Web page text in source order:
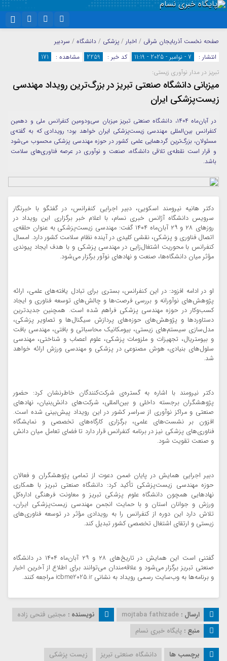
اینستاگرام
تلگرام
سروش
ایتا
آپارات
واتساپ
نام کاربری یا نشانی ایمیل
رمز عبور
مرا به خاطر بسپار
صفحه نخست آذربایجان شرقی / اخبار / پزشکی / دانشگاه / سردبیر
انتشار :
7 - نوامبر - 2025 - 11:19 کد خبر : 2259 مشاهده :
171
تبریز در مدار نوآوری زیستی:
میزبانی دانشگاه صنعتی تبریز در بزرگ‌ترین رویداد مهندسی
زیست‌پزشکی ایران
در آبان‌ماه ۱۴۰۴، دانشگاه صنعتی تبریز میزبان سی‌ودومین کنفرانس ملی و دهمین
کنفرانس بین‌المللی مهندسی زیست‌پزشکی ایران خواهد بود؛ رویدادی که به گفته‌ی
مسئولان، بزرگ‌ترین گردهمایی علمی کشور در حوزه مهندسی پزشکی محسوب می‌شود
و قرار است نقطه‌ی تلاقی دانشگاه، صنعت و نوآوری در عرصه فناوری‌های سلامت
باشد.
دکتر هانیه نیرومند اسکویی، دبیر اجرایی کنفرانس، در گفتگو با خبرنگار
سرویس دانشگاه آژانس خبری نسام، با اعلام خبر برگزاری این رویداد در
روزهای ۲۸ و ۲۹ آبان‌ماه ۱۴۰۴ گفت: مهندسی زیست‌پزشکی به عنوان حلقه‌ی
اتصال فناوری و پزشکی، نقشی کلیدی در آینده نظام سلامت کشور دارد. امسال
کنفرانس با محوریت اشتغال‌زایی در مهندسی پزشکی و با هدف ایجاد پیوندی
مؤثر میان دانشگاه‌ها، صنعت و نهادهای نوآور برگزار می‌شود.
او در ادامه افزود: در این کنفرانس، بستری برای تبادل یافته‌های علمی، ارائه
پژوهش‌های نوآورانه و بررسی فرصت‌ها و چالش‌های توسعه فناوری و ایجاد
کسب‌وکار در حوزه مهندسی پزشکی فراهم شده است. همچنین جدیدترین
دستاوردها و پژوهش‌های حوزه‌های پردازش سیگنال‌ها و تصاویر پزشکی،
مدل‌سازی سیستم‌های زیستی، بیومکانیک محاسباتی و بافتی، مهندسی بافت
و بیومتریال، تجهیزات و ملزومات پزشکی، علوم اعصاب و شناختی، مهندسی
سلول‌های بنیادی، هوش مصنوعی در پزشکی و مهندسی ورزش ارائه خواهد
شد.
دکتر نیرومند با اشاره به گستره‌ی شرکت‌کنندگان خاطرنشان کرد: حضور
پژوهشگران برجسته داخلی و بین‌المللی، شرکت‌های دانش‌بنیان، نهادهای
صنعتی و مراکز نوآوری از سراسر کشور در این رویداد پیش‌بینی شده است.
افزون بر نشست‌های علمی، برگزاری کارگاه‌های تخصصی و نمایشگاه
فناوری‌های پزشکی نیز در برنامه کنفرانس قرار دارد تا فضای تعامل میان دانش
و صنعت تقویت شود.
دبیر اجرایی همایش در پایان ضمن دعوت از تمامی پژوهشگران و فعالان
حوزه مهندسی زیست‌پزشکی تأکید کرد: دانشگاه صنعتی تبریز با همکاری
نهادهایی همچون دانشگاه علوم پزشکی تبریز و معاونت فرهنگی اداره‌کل
ورزش و جوانان استان و با حمایت انجمن مهندسی زیست‌پزشکی ایران،
تلاش دارد این دوره از کنفرانس را به رویدادی مؤثر در توسعه فناوری‌های
زیستی و ارتقای اشتغال تخصصی کشور تبدیل کند.
گفتنی است این همایش در تاریخ‌های ۲۸ و ۲۹ آبان‌ماه ۱۴۰۴ در دانشگاه
صنعتی تبریز برگزار می‌شود و علاقه‌مندان می‌توانند برای اطلاع از آخرین اخبار
و برنامه‌ها به وب‌سایت رسمی رویداد به نشانی icbme2025.ir مراجعه کنند.
ارسال : mojtaba fathizade نویسنده : مجتبی فتحی زاده
منبع : پایگاه خبری نسام
برچسب ها دانشگاه صنعتی تبریز
زیست پزشکی